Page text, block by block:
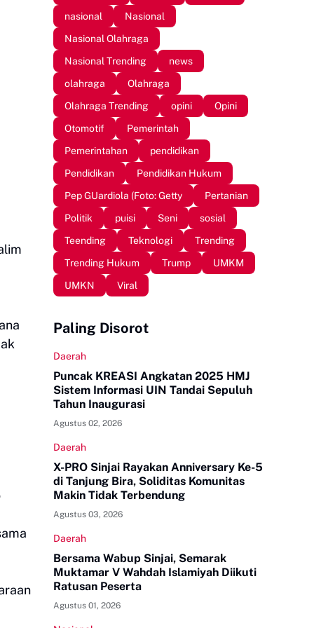
nasional
Nasional
Nasional Olahraga
Nasional Trending
news
olahraga
Olahraga
Olahraga Trending
opini
Opini
Otomotif
Pemerintah
Pemerintahan
pendidikan
Pendidikan
Pendidikan Hukum
Pep GUardiola (Foto: Getty
Pertanian
Politik
puisi Seni
sosial
Teending
Teknologi
Trending
Trending Hukum
Trump
UMKM
UMKN
Viral
Paling Disorot
Daerah
Puncak KREASI Angkatan 2025 HMJ
Sistem Informasi UIN Tandai Sepuluh
Tahun Inaugurasi
Agustus 02, 2026
Daerah
X-PRO Sinjai Rayakan Anniversary Ke-5
di Tanjung Bira, Soliditas Komunitas
Makin Tidak Terbendung
Agustus 03, 2026
Daerah
Bersama Wabup Sinjai, Semarak
Muktamar V Wahdah Islamiyah Diikuti
Ratusan Peserta
Agustus 01, 2026